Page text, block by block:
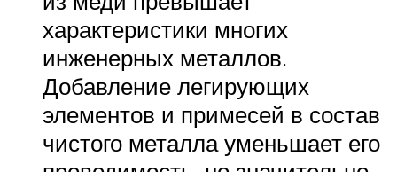
характеристики многих
инженерных металлов.
Добавление легирующих
элементов и примесей в состав
чистого металла уменьшает его